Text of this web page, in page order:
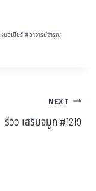
หมอเบียร์ #อาจารย์จำรูญ
NEXT
รีวิว เสริมจมูก #1219